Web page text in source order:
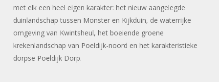
met elk een heel eigen karakter: het nieuw aangelegde
duinlandschap tussen Monster en Kijkduin, de waterrijke
omgeving van Kwintsheul, het boeiende groene
krekenlandschap van Poeldijk-noord en het karakteristieke
dorpse Poeldijk Dorp.